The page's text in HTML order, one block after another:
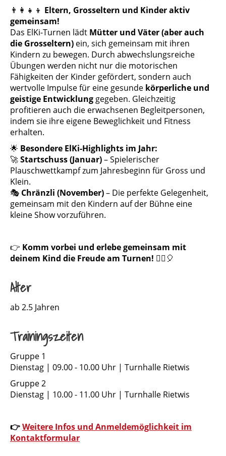
👨‍👩‍👧‍👦 Eltern, Grosseltern und Kinder aktiv
gemeinsam!
Das ElKi-Turnen lädt Mütter und Väter (aber auch
die Grosseltern) ein, sich gemeinsam mit ihren
Kindern zu bewegen. Durch abwechslungsreiche
Übungen werden nicht nur die motorischen
Fähigkeiten der Kinder gefördert, sondern auch
wertvolle Impulse für eine gesunde körperliche und
geistige Entwicklung gegeben. Gleichzeitig
profitieren auch die erwachsenen Begleitpersonen,
indem sie ihre eigene Beweglichkeit und Fitness
erhalten.
🌟 Besondere ElKi-Highlights im Jahr:
🚀Startschuss (Januar)– Spielerischer
Plauschwettkampf zum Jahresbeginn für Gross und
Klein.
🎭 Chränzli (November)– Die perfekte Gelegenheit,
gemeinsam mit den Kindern auf der Bühne eine
kleine Show vorzuführen.
👉 Komm vorbei und erlebe gemeinsam mit
deinem Kind die Freude am Turnen! 🤸‍♂️🎈
Alter
ab 2.5 Jahren
Trainingszeiten
Gruppe 1
Dienstag | 09.00 - 10.00 Uhr | Turnhalle Rietwis
Gruppe 2
Dienstag | 10.00 - 11.00 Uhr | Turnhalle Rietwis
👉Weitere Infos und Anmeldemöglichkeit im
Kontaktformular